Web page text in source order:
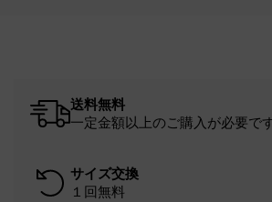
送料無料
一定金額以上のご購入が必要で
サイズ交換
１回無料